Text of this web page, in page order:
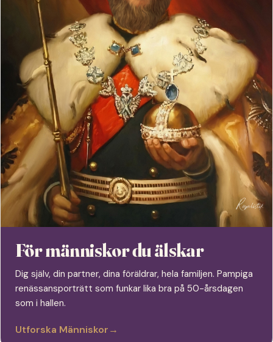
För människor du älskar
Dig själv, din partner, dina föräldrar, hela familjen. Pampiga
renässansporträtt som funkar lika bra på 50-årsdagen
som i hallen.
Utforska Människor→